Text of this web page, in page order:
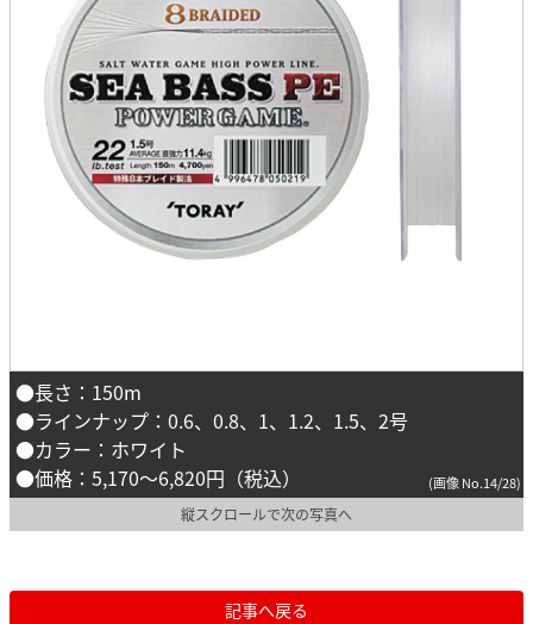
●長さ：150m
●ラインナップ：0.6、0.8、1、1.2、1.5、2号
●カラー：ホワイト
●価格：5,170〜6,820円（税込）
(画像 No.14/28)
縦スクロールで次の写真へ
記事へ戻る